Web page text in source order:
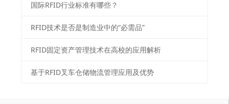
国际RFID行业标准有哪些？
RFID技术是否是制造业中的“必需品”
RFID固定资产管理技术在高校的应用解析
基于RFID叉车仓储物流管理应用及优势